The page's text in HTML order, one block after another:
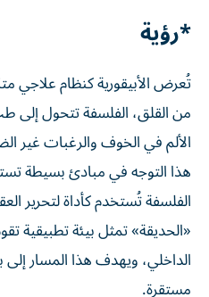
*رؤية
تُعرض الأبيقورية كنظام علاجي
من القلق، الفلسفة تتحول
الألم في الخوف والرغبات غير
هذا التوجه في مبادئ بسيطة
الفلسفة تُستخدم كأداة لتحرير
«الحديقة» تمثل بيئة تطبيقية
الداخلي، ويهدف هذا المسار
مستقرة.